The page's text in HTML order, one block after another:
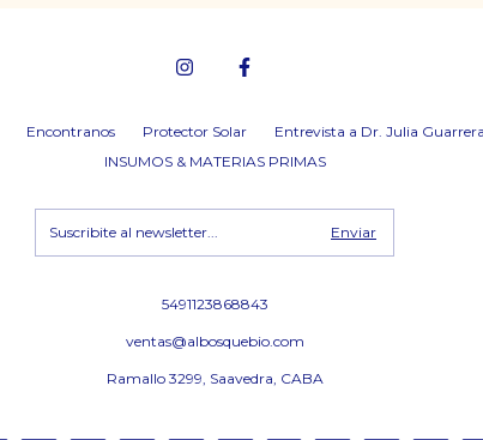
Encontranos Protector Solar Entrevista a Dr. Julia Guarrera
INSUMOS & MATERIAS PRIMAS
5491123868843
ventas@albosquebio.com
Ramallo 3299, Saavedra, CABA